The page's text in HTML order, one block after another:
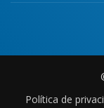
Política de